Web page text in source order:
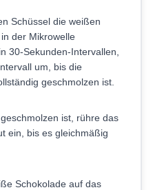
Schüssel die weißen
der Mikrowelle
30-Sekunden-Intervallen,
um, bis die
geschmolzen ist.
ist, rühre das
ein, bis es gleichmäßig
Schokolade auf das